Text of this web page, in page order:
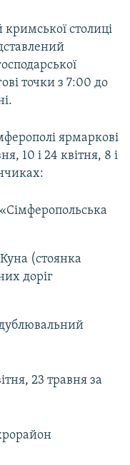
столиці
точки з 7:00 до
ярмаркові
10 і 24 квітня, 8 і
(стоянка
доріг
23 травня за